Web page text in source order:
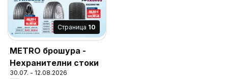
Cтраница 10
METRO брошура -
Нехранителни стоки
30.07. - 12.08.2026